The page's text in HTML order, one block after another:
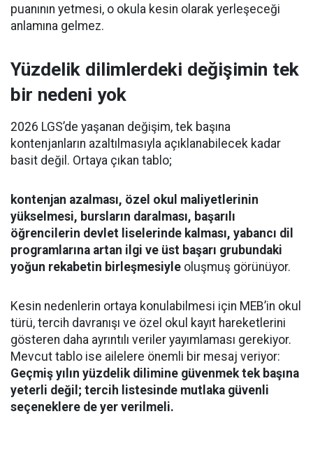
puanının yetmesi, o okula kesin olarak yerleşeceği
anlamına gelmez.
Yüzdelik dilimlerdeki değişimin tek
bir nedeni yok
2026 LGS’de yaşanan değişim, tek başına
kontenjanların azaltılmasıyla açıklanabilecek kadar
basit değil. Ortaya çıkan tablo;
kontenjan azalması, özel okul maliyetlerinin
yükselmesi, bursların daralması, başarılı
öğrencilerin devlet liselerinde kalması, yabancı dil
programlarına artan ilgi ve üst başarı grubundaki
yoğun rekabetin birleşmesiyle oluşmuş görünüyor.
Kesin nedenlerin ortaya konulabilmesi için MEB’in okul
türü, tercih davranışı ve özel okul kayıt hareketlerini
gösteren daha ayrıntılı veriler yayımlaması gerekiyor.
Mevcut tablo ise ailelere önemli bir mesaj veriyor:
Geçmiş yılın yüzdelik dilimine güvenmek tek başına
yeterli değil; tercih listesinde mutlaka güvenli
seçeneklere de yer verilmeli.